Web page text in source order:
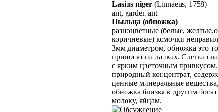
Lasius niger (Linnaeus, 1758) —
ant, garden ant
Пыльца (обножка)
разноцветные (белые,
коричневые) комочки
3мм диаметром, обножка это
приносят на лапках. Слегка
с ярким цветочным
природный концентрат,
ценные минеральные
обножка близка к другим
молоку, яйцам.